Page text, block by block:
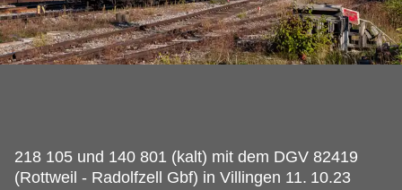
218 105 und 140 801 (kalt) mit dem DGV 82419
(Rottweil - Radolfzell Gbf) in Villingen 11. 10.23